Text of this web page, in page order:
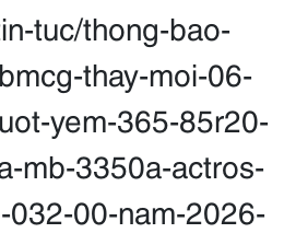
tuc/thong-bao-
thay-moi-06-
yem-365-85r20-
mb-3350a-actros-
00-nam-2026-